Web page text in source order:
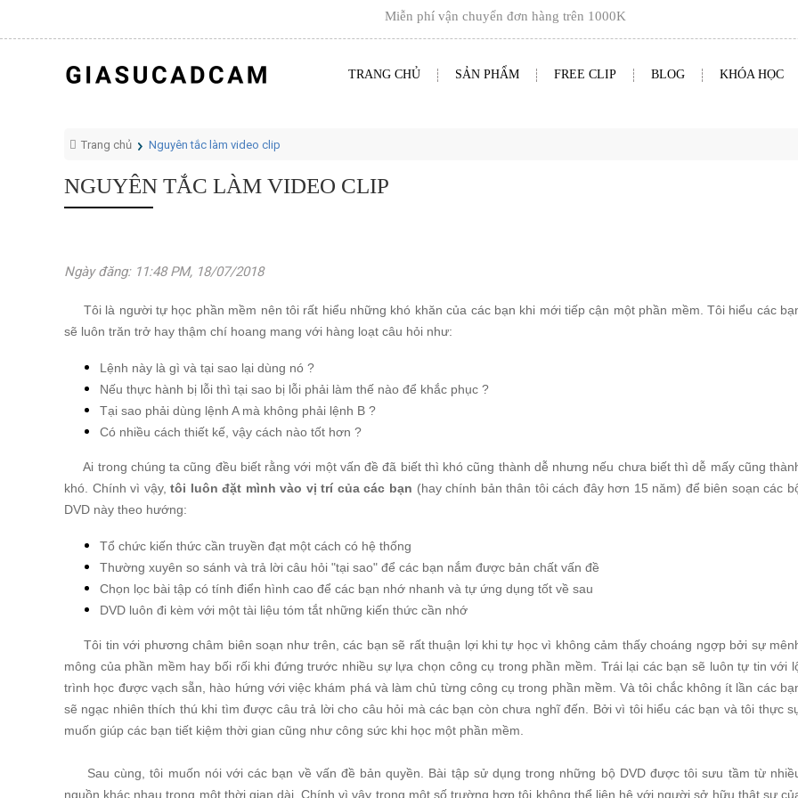
Miễn phí vận chuyển đơn hàng trên1000K
TRANG CHỦ SẢN PHẨM FREE CLIP BLOG KHÓA HỌC
Trang chủ Nguyên tắc làm video clip
NGUYÊN TẮC LÀM VIDEO CLIP
Ngày đăng: 11:48 PM, 18/07/2018
Tôi là người tự học phần mềm nên tôi rất hiểu những khó khăn của các bạn khi mới tiếp cận một phần mềm. Tôi hiểu các
sẽ luôn trăn trở hay thậm chí hoang mang với hàng loạt câu hỏi như:
Lệnh này là gì và tại sao lại dùng nó ?
Nếu thực hành bị lỗi thì tại sao bị lỗi phải làm thế nào để khắc phục ?
Tại sao phải dùng lệnh A mà không phải lệnh B ?
Có nhiều cách thiết kế, vậy cách nào tốt hơn ?
Ai trong chúng ta cũng đều biết rằng với một vấn đề đã biết thì khó cũng thành dễ nhưng nếu chưa biết thì dễ mấy cũng
khó. Chính vì vậy,tôi luôn đặt mình vào vị trí của các bạn (hay chính bản thân tôi cách đây hơn 15 năm) để biên soạn các
DVD này theo hướng:
Tổ chức kiến thức cần truyền đạt một cách có hệ thống
Thường xuyên so sánh và trả lời câu hỏi "tại sao" để các bạn nắm được bản chất vấn đề
Chọn lọc bài tập có tính điển hình cao để các bạn nhớ nhanh và tự ứng dụng tốt về sau
DVD luôn đi kèm với một tài liệu tóm tắt những kiến thức cần nhớ
Tôi tin với phương châm biên soạn như trên, các bạn sẽ rất thuận lợi khi tự học vì không cảm thấy choáng ngợp bởi sự
mông của phần mềm hay bối rối khi đứng trước nhiều sự lựa chọn công cụ trong phần mềm. Trái lại các bạn sẽ luôn tự tin với
trình học được vạch sẵn, hào hứng với việc khám phá và làm chủ từng công cụ trong phần mềm. Và tôi chắc không ít lần các
sẽ ngạc nhiên thích thú khi tìm được câu trả lời cho câu hỏi mà các bạn còn chưa nghĩ đến. Bởi vì tôi hiểu các bạn và tôi thực
muốn giúp các bạn tiết kiệm thời gian cũng như công sức khi học một phần mềm.
Sau cùng, tôi muốn nói với các bạn về vấn đề bản quyền. Bài tập sử dụng trong những bộ DVD được tôi sưu tầm từ
nguồn khác nhau trong một thời gian dài. Chính vì vậy trong một số trường hợp tôi không thể liên hệ với người sở hữu thật sự